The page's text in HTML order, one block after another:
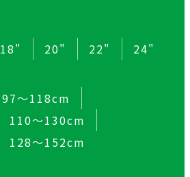
18" 20" 22"
24"
97～118cm
110～130cm
128～152cm